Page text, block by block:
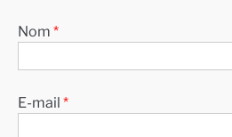
Nom *
E-mail *